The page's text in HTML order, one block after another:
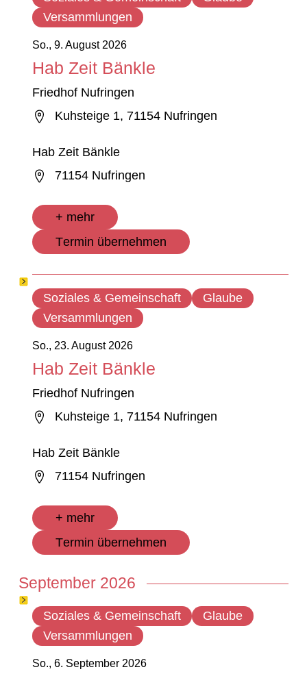
So., 9. August 2026
Hab Zeit Bänkle
Friedhof Nufringen
Kuhsteige 1, 71154 Nufringen
Hab Zeit Bänkle
71154 Nufringen
+ mehr
Termin übernehmen
Versammlungen
So., 23. August 2026
Hab Zeit Bänkle
Friedhof Nufringen
Kuhsteige 1, 71154 Nufringen
Hab Zeit Bänkle
71154 Nufringen
+ mehr
Termin übernehmen
Soziales & Gemeinschaft
Glaube
Versammlungen
September 2026
So., 6. September 2026
Soziales & Gemeinschaft
Glaube
Versammlungen